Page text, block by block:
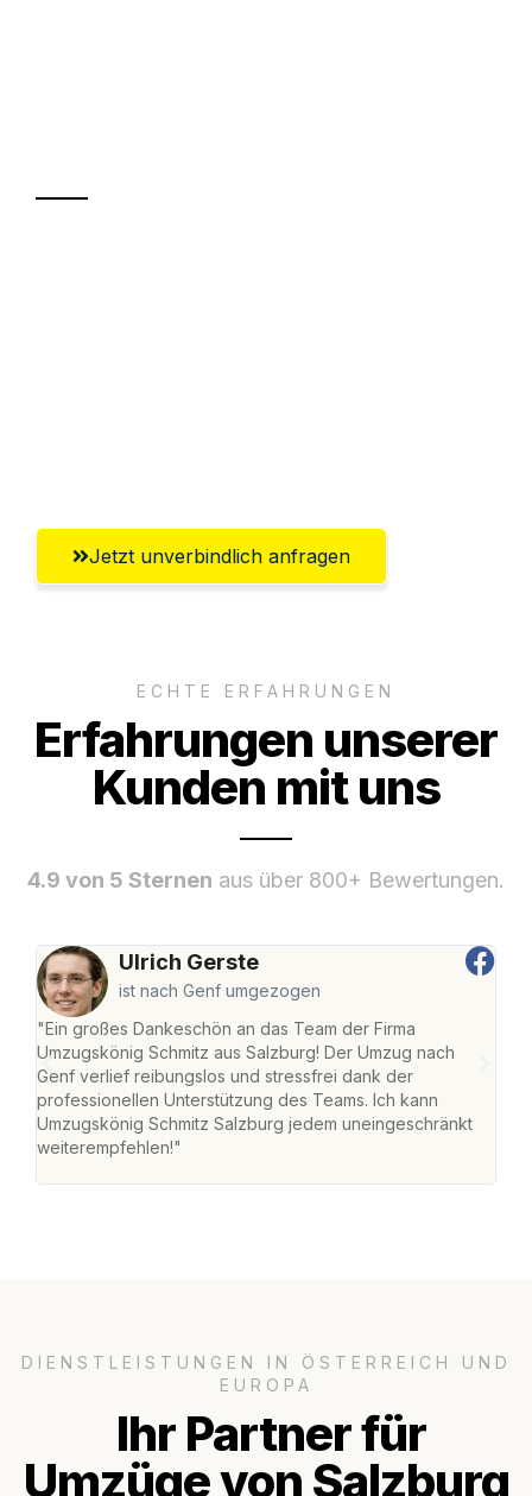
Jetzt unverbindlich anfragen
ECHTE ERFAHRUNGEN
Erfahrungen unserer
Kunden mit uns
4.9 von 5 Sternen aus über 800+ Bewertungen.
Ulrich Gerste
ist nach Genf umgezogen
"Ein großes Dankeschön an das Team der Firma
Umzugskönig Schmitz aus Salzburg! Der Umzug nach
Genf verlief reibungslos und stressfrei dank der
professionellen Unterstützung des Teams. Ich kann
Umzugskönig Schmitz Salzburg jedem uneingeschränkt
weiterempfehlen!"
DIENSTLEISTUNGEN IN ÖSTERREICH UND
EUROPA
Ihr Partner für
Umzüge von Salzburg